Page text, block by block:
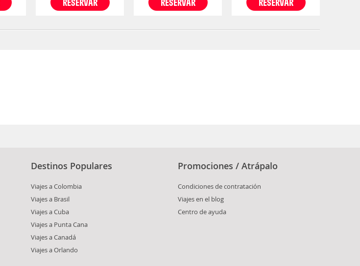
Destinos Populares
Viajes a Colombia
Viajes a Brasil
Viajes a Cuba
Viajes a Punta Cana
Viajes a Canadá
Viajes a Orlando
Promociones / Atrápalo
Condiciones de contratación
Viajes en el blog
Centro de ayuda